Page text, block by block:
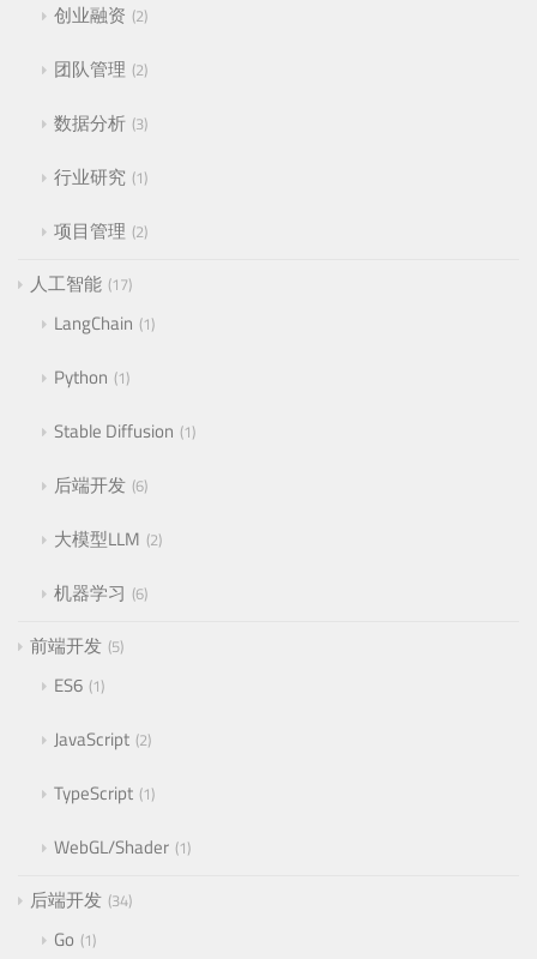
创业融资 2
团队管理 2
数据分析 3
行业研究 1
项目管理 2
人工智能 17
LangChain 1
Python 1
Stable Diffusion 1
后端开发 6
大模型LLM 2
机器学习 6
前端开发 5
ES6 1
JavaScript 2
TypeScript 1
WebGL/Shader 1
后端开发 34
Go 1